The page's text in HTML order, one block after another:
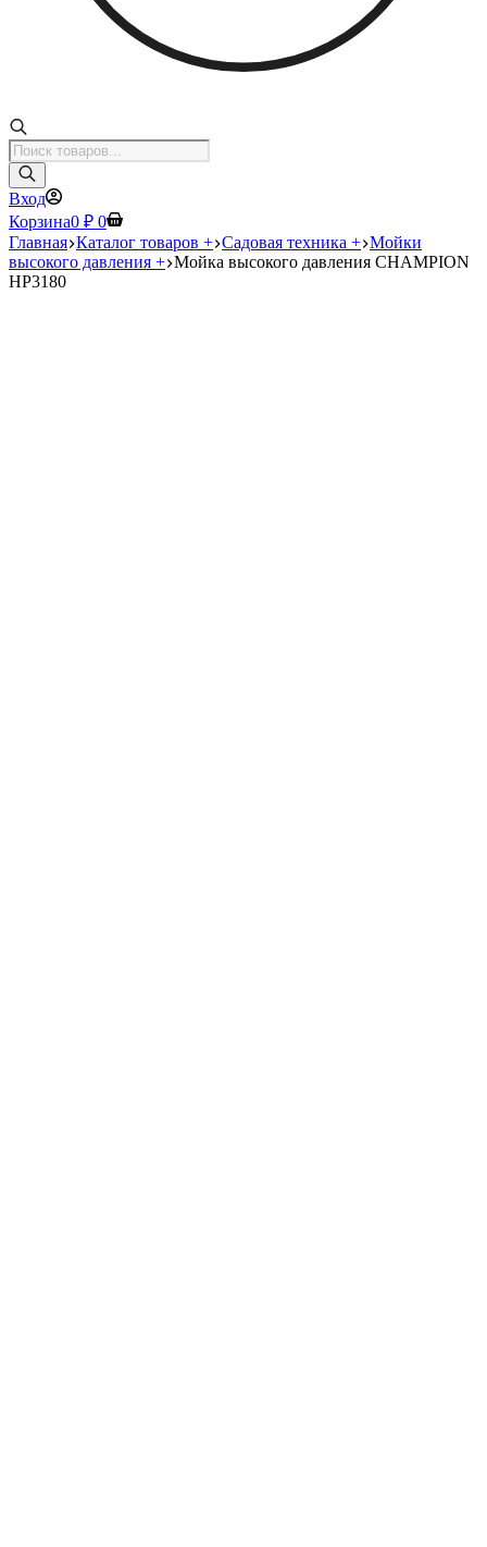
Поиск
товаров
Вход
Корзина0 ₽ 0
Главная Каталог товаров + Садовая техника + Мойки
высокого давления + Мойка высокого давления CHAMPION
HP3180